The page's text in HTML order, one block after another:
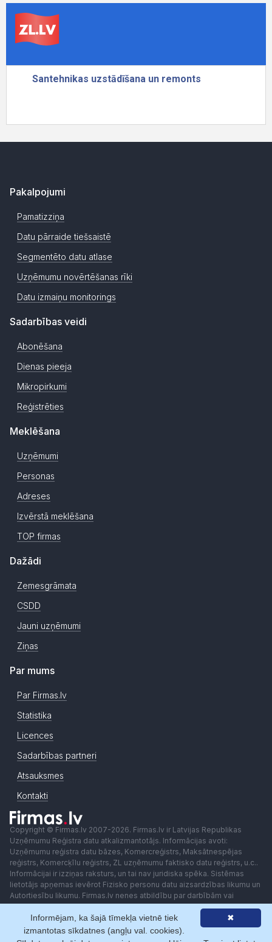
Pakalpojumi
Pamatizziņa
Datu pārraide tiešsaistē
Segmentēto datu atlase
Uzņēmumu novērtēšanas rīki
Datu izmaiņu monitorings
Sadarbības veidi
Abonēšana
Dienas pieeja
Mikropirkumi
Reģistrēties
Meklēšana
Uzņēmumi
Personas
Adreses
Izvērstā meklēšana
TOP firmas
Dažādi
Zemesgrāmata
CSDD
Jauni uzņēmumi
Ziņas
Par mums
Par Firmas.lv
Statistika
Licences
Sadarbības partneri
Atsauksmes
Kontakti
Copyright © Firmas.lv 2007-2026. Firmas.lv ir Latvijas Republikas
Uzņēmumu Reģistra datu atkalizmantotājs. Informācijas avoti:
Uzņēmumu reģistra datu bāzes, Komercreģistrs, Maksātnespējas
reģistrs, Komercķīlu reģistrs, ZL uzņēmumu faktisko datu reģistrs, u.c..
Informācijai ir izziņas raksturs, un tai nav juridiska spēka. Sistēmas
lietotājs apņemas ievērot Fizisko personu datu aizsardzības likumu un
Autortiesību likumu. Firmas.lv nenes atbildību par darbībām vai
lēmumiem, kas balstīti uz saņemto pakalpojumu. Lietotājam aizliegts
izmantot jebkādas automatizētas sistēmas vai iekārtas (robotus)
piekļuvei sistēmai bez rakstiskas saskaņošanas ar Firmas.lv. Galvenā
redaktore: Ingūna Pempere.
✖
Informējam, ka šajā tīmekļa vietnē tiek
izmantotas sīkdatnes (angļu val. cookies).